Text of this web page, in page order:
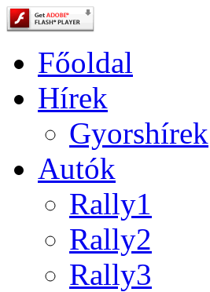
Főoldal
Hírek
Gyorshírek
Autók
Rally1
Rally2
Rally3